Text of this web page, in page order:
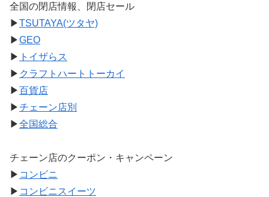
全国の閉店情報、閉店セール
▶TSUTAYA(ツタヤ)
▶GEO
▶ トイザらス
▶ クラフトハートトーカイ
▶百貨店
▶チェーン店別
▶全国総合
チェーン店のクーポン・キャンペーン
▶ コンビニ
▶ コンビニスイーツ